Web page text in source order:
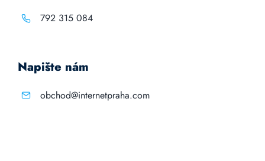
792 315 084
Napište nám
obchod@internetpraha.com